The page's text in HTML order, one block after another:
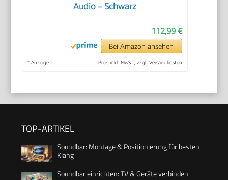
Audio – Schwarz
112,99 €
Bei Amazon ansehen
* Anzeige Preis inkl. MwSt., zzgl. Versandkosten
TOP-ARTIKEL
Soundbar: Montage & Positionierung für besten
Klang
Soundbar einrichten: TV & Geräte verbinden